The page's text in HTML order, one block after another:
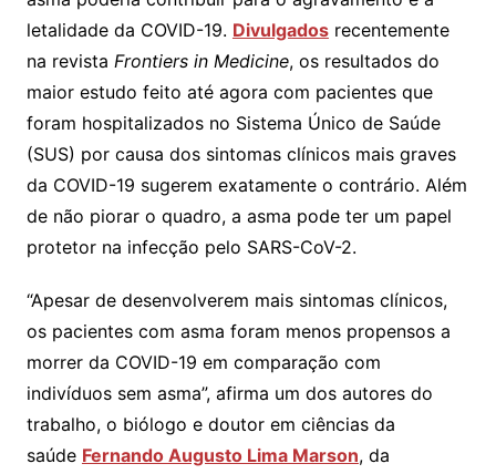
letalidade da COVID-19. Divulgadosrecentemente
na revista Frontiers in Medicine, os resultados do
maior estudo feito até agora com pacientes que
foram hospitalizados no Sistema Único de Saúde
(SUS) por causa dos sintomas clínicos mais graves
da COVID-19 sugerem exatamente o contrário. Além
de não piorar o quadro, a asma pode ter um papel
protetor na infecção pelo SARS-CoV-2.
“Apesar de desenvolverem mais sintomas clínicos,
os pacientes com asma foram menos propensos a
morrer da COVID-19 em comparação com
indivíduos sem asma”, afirma um dos autores do
trabalho, o biólogo e doutor em ciências da
saúde Fernando Augusto Lima Marson, da